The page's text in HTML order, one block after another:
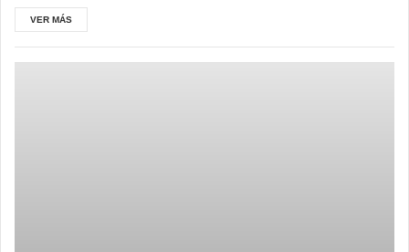
VER MÁS